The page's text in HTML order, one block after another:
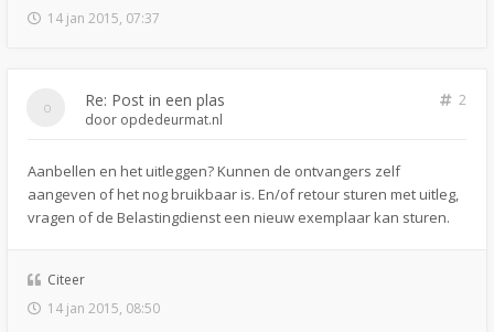
14 jan 2015, 07:37
Re: Post in een plas
2
door opdedeurmat.nl
Aanbellen en het uitleggen? Kunnen de ontvangers zelf
aangeven of het nog bruikbaar is. En/of retour sturen met uitleg,
vragen of de Belastingdienst een nieuw exemplaar kan sturen.
Citeer
14 jan 2015, 08:50